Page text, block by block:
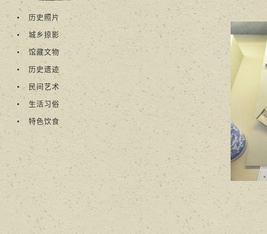
历史照片
城乡掠影
馆藏文物
历史遗迹
民间艺术
生活习俗
特色饮食